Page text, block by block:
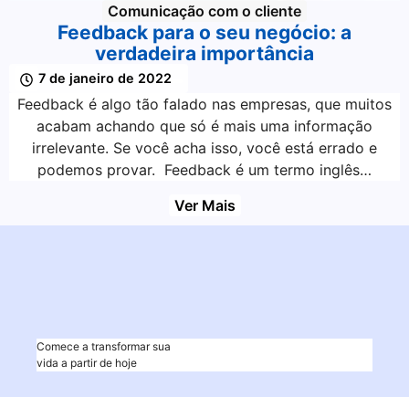
Comunicação com o cliente
Feedback para o seu negócio: a
verdadeira importância
7 de janeiro de 2022
Feedback é algo tão falado nas empresas, que muitos
acabam achando que só é mais uma informação
irrelevante. Se você acha isso, você está errado e
podemos provar. Feedback é um termo inglês…
Ver Mais
Comece a transformar sua
vida a partir de hoje